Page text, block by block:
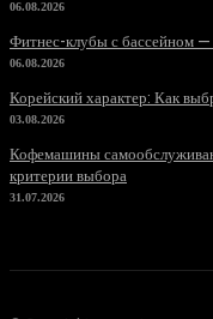
06.08.2026
Фитнес-клубы с бассейном —
06.08.2026
Корейский характер: Как
03.08.2026
Кофемашины
критерии выбора
31.07.2026